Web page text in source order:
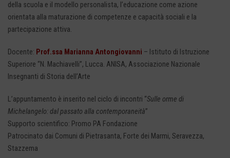
della scuola e il modello personalista, l’educazione come azione
orientata alla maturazione di competenze e capacità sociali e la
partecipazione attiva.
Docente: Prof.ssa Marianna Antongiovanni – Istituto di Istruzione
Superiore “N. Machiavelli”, Lucca. ANISA, Associazione Nazionale
Insegnanti di Storia dell’Arte
L’appuntamento è inserito nel ciclo di incontri “Sulle orme di
Michelangelo: dal passato alla contemporaneità”
Supporto scientifico: Promo PA Fondazione
Patrocinato dai Comuni di Pietrasanta, Forte dei Marmi, Seravezza,
Stazzema